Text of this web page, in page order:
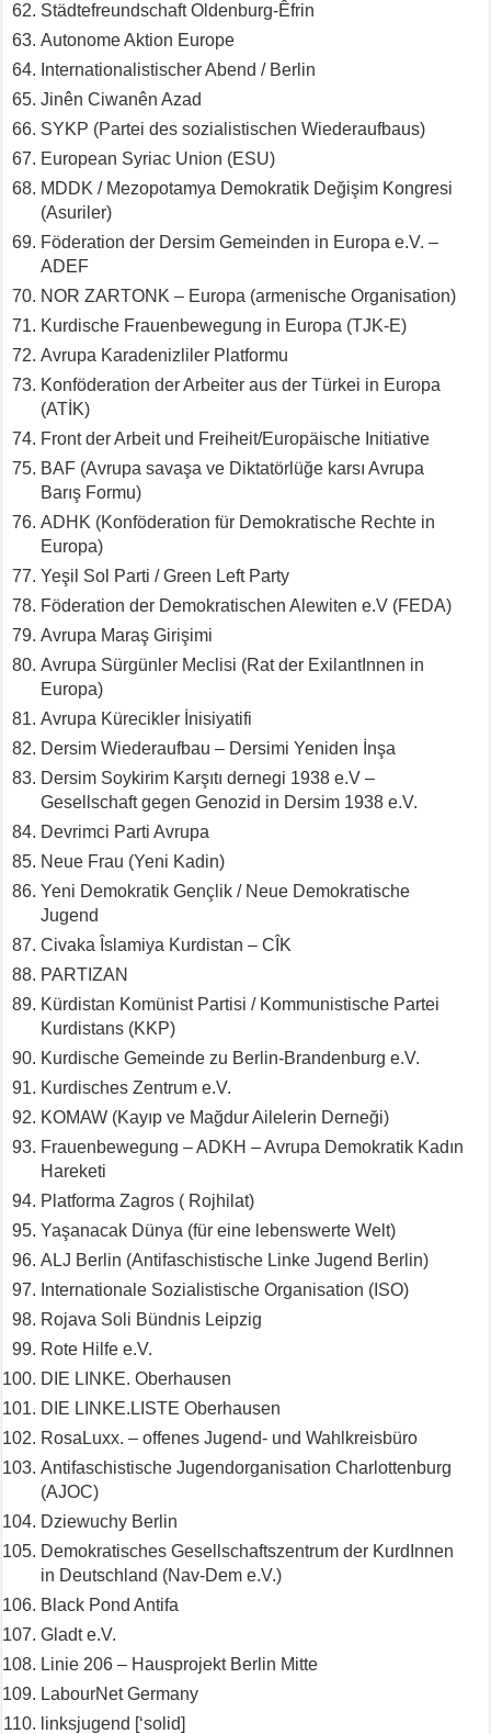
Städtefreundschaft Oldenburg-Êfrin
Autonome Aktion Europe
Internationalistischer Abend / Berlin
Jinên Ciwanên Azad
SYKP (Partei des sozialistischen Wiederaufbaus)
European Syriac Union (ESU)
MDDK / Mezopotamya Demokratik Değişim Kongresi
(Asuriler)
Föderation der Dersim Gemeinden in Europa e.V. –
ADEF
NOR ZARTONK – Europa (armenische Organisation)
Kurdische Frauenbewegung in Europa (TJK-E)
Avrupa Karadenizliler Platformu
Konföderation der Arbeiter aus der Türkei in Europa
(ATİK)
Front der Arbeit und Freiheit/Europäische Initiative
BAF (Avrupa savaşa ve Diktatörlüğe karsı Avrupa
Barış Formu)
ADHK (Konföderation für Demokratische Rechte in
Europa)
Yeşil Sol Parti / Green Left Party
Föderation der Demokratischen Alewiten e.V (FEDA)
Avrupa Maraş Girişimi
Avrupa Sürgünler Meclisi (Rat der ExilantInnen in
Europa)
Avrupa Kürecikler İnisiyatifi
Dersim Wiederaufbau – Dersimi Yeniden İnşa
Dersim Soykirim Karşıtı dernegi 1938 e.V –
Gesellschaft gegen Genozid in Dersim 1938 e.V.
Devrimci Parti Avrupa
Neue Frau (Yeni Kadin)
Yeni Demokratik Gençlik / Neue Demokratische
Jugend
Civaka Îslamiya Kurdistan – CÎK
PARTIZAN
Kürdistan Komünist Partisi / Kommunistische Partei
Kurdistans (KKP)
Kurdische Gemeinde zu Berlin-Brandenburg e.V.
Kurdisches Zentrum e.V.
KOMAW (Kayıp ve Mağdur Ailelerin Derneği)
Frauenbewegung – ADKH – Avrupa Demokratik Kadın
Hareketi
Platforma Zagros ( Rojhilat)
Yaşanacak Dünya (für eine lebenswerte Welt)
ALJ Berlin (Antifaschistische Linke Jugend Berlin)
Internationale Sozialistische Organisation (ISO)
Rojava Soli Bündnis Leipzig
Rote Hilfe e.V.
DIE LINKE. Oberhausen
DIE LINKE.LISTE Oberhausen
RosaLuxx. – offenes Jugend- und Wahlkreisbüro
Antifaschistische Jugendorganisation Charlottenburg
(AJOC)
Dziewuchy Berlin
Demokratisches Gesellschaftszentrum der KurdInnen
in Deutschland (Nav-Dem e.V.)
Black Pond Antifa
Gladt e.V.
Linie 206 – Hausprojekt Berlin Mitte
LabourNet Germany
linksjugend [‘solid]